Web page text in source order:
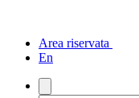
Area riservata
En